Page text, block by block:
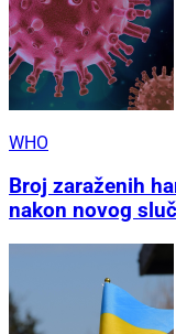
WHO
Broj zaraženih
nakon novog